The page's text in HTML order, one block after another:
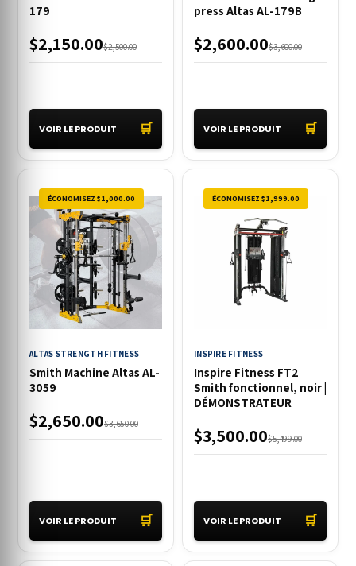
179
$2,500.00
$2,150.00
VOIR LE PRODUIT 🛒
press Altas AL-179B
$3,600.00
$2,600.00
VOIR LE PRODUIT 🛒
ÉCONOMISEZ $1,000.00
ALTAS STRENGTH FITNESS
Smith Machine Altas AL-
3059
$3,650.00
$2,650.00
VOIR LE PRODUIT 🛒
ÉCONOMISEZ $1,999.00
INSPIRE FITNESS
Inspire Fitness FT2
Smith fonctionnel, noir |
DÉMONSTRATEUR
$5,499.00
$3,500.00
VOIR LE PRODUIT 🛒